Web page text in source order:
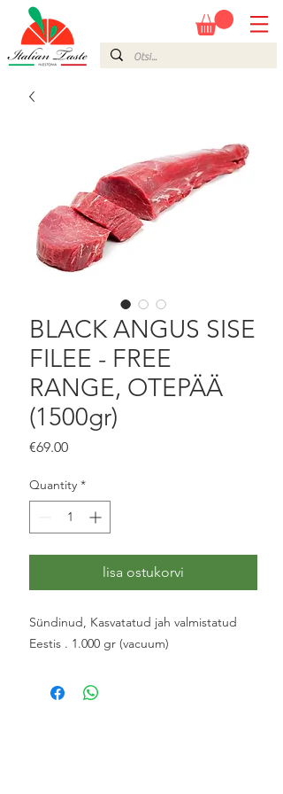
BLACK ANGUS SISE
FILEE - FREE
RANGE, OTEPÄÄ
(1500gr)
€69.00Price
Quantity *
lisa ostukorvi
Sündinud, Kasvatatud jah valmistatud
Eestis . 1.000 gr (vacuum)